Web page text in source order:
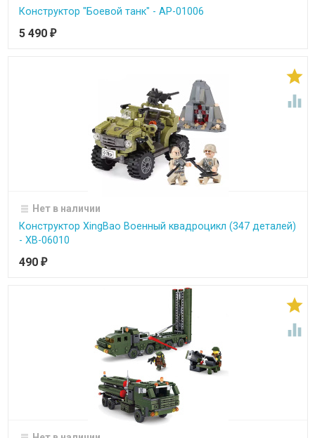
Конструктор "Боевой танк" - АР-01006
5 490 ₽


Нет в наличии
Конструктор XingBao Военный квадроцикл (347 деталей)
- XB-06010
490 ₽

